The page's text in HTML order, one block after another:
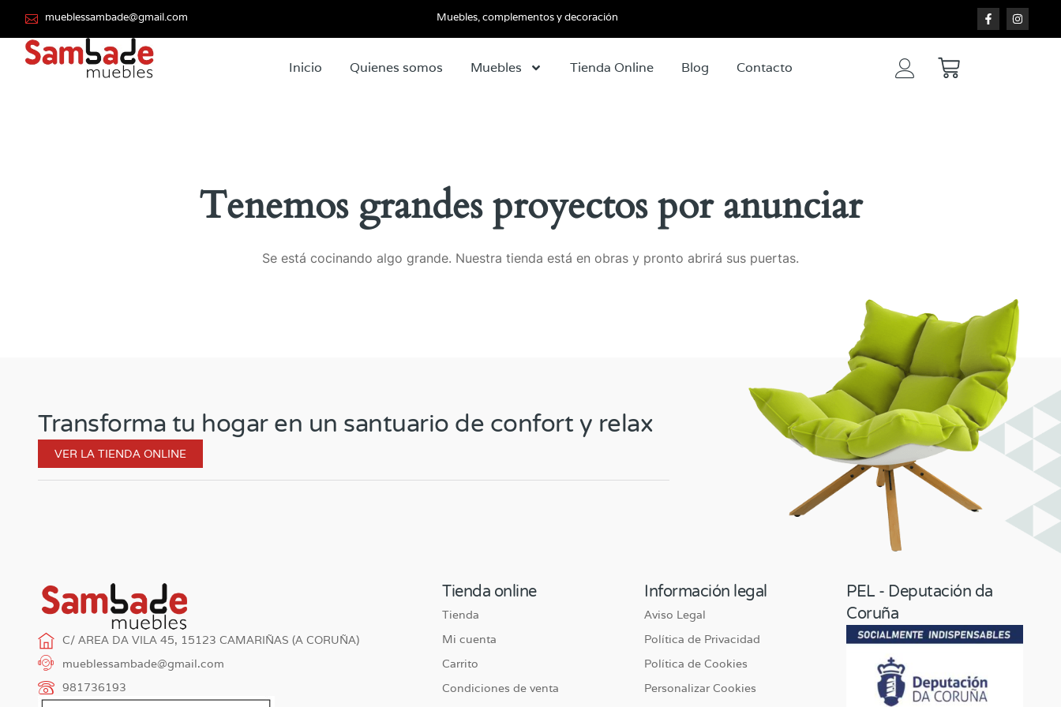
mueblessambade@gmail.com Muebles, complementos y decoración
Inicio Quienes somos Muebles Tienda Online Blog Contacto
Tenemos grandes proyectos por anunciar
Se está cocinando algo grande. Nuestra tienda está en obras y pronto abrirá sus puertas.
Transforma tu hogar en un santuario de confort y relax
VER LA TIENDA ONLINE
C/ AREA DA VILA 45, 15123 CAMARIÑAS (A CORUÑA)
mueblessambade@gmail.com
981736193
Tienda online
Tienda
Mi cuenta
Carrito
Condiciones de venta
Información legal
Aviso Legal
Política de Privacidad
Política de Cookies
Personalizar Cookies
PEL - Deputación da
Coruña